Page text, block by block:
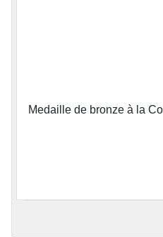
Medaille de bronze à la